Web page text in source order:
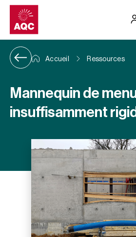
Panneau de gestion des cookies
Accueil Ressources
Mannequin de
insuffisamment